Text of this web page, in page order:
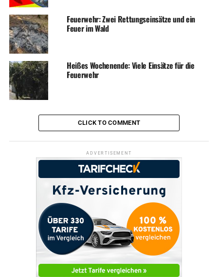
Feuerwehr: Zwei Rettungseinsätze und ein
Feuer im Wald
Heißes Wochenende: Viele Einsätze für die
Feuerwehr
CLICK TO COMMENT
ADVERTISEMENT